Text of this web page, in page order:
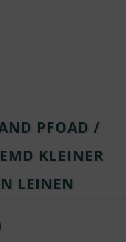
PFOAD /
KLEINER
LEINEN